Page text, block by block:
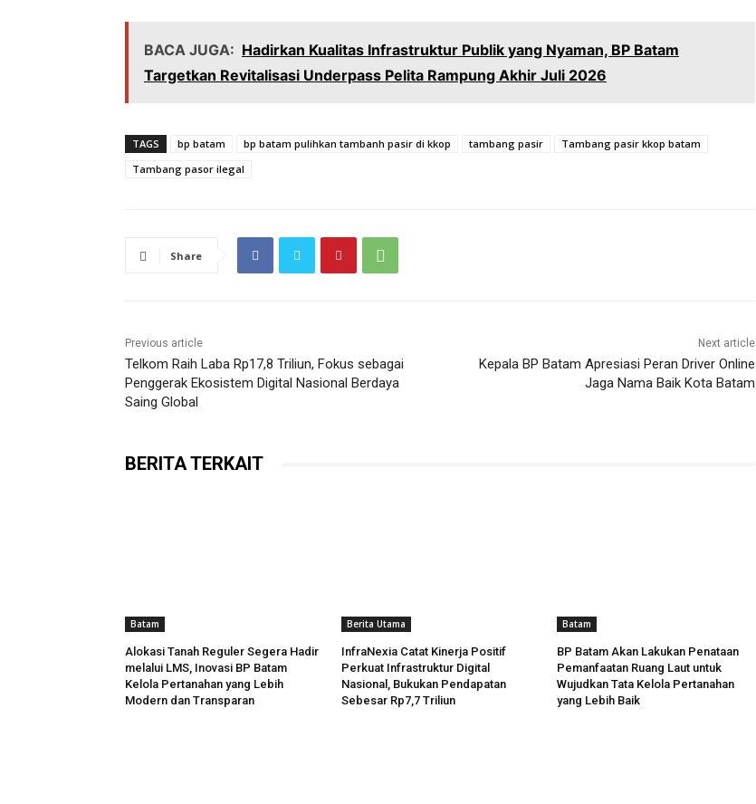
BACA JUGA: Hadirkan Kualitas Infrastruktur Publik yang Nyaman, BP Batam
Targetkan Revitalisasi Underpass Pelita Rampung Akhir Juli 2026
TAGS bp batam bp batam pulihkan tambanh pasir di kkop tambang pasir
Tambang pasir kkop batam
Tambang pasor ilegal
Share
Previous article
Telkom Raih Laba Rp17,8 Triliun, Fokus sebagai
Penggerak Ekosistem Digital Nasional Berdaya
Saing Global
Next article
Kepala BP Batam Apresiasi Peran Driver Online
Jaga Nama Baik Kota Batam
BERITA TERKAIT
Batam
Alokasi Tanah Reguler Segera Hadir
melalui LMS, Inovasi BP Batam
Kelola Pertanahan yang Lebih
Modern dan Transparan
Berita Utama
InfraNexia Catat Kinerja Positif
Perkuat Infrastruktur Digital
Nasional, Bukukan Pendapatan
Sebesar Rp7,7 Triliun
Batam
BP Batam Akan Lakukan Penataan
Pemanfaatan Ruang Laut untuk
Wujudkan Tata Kelola Pertanahan
yang Lebih Baik